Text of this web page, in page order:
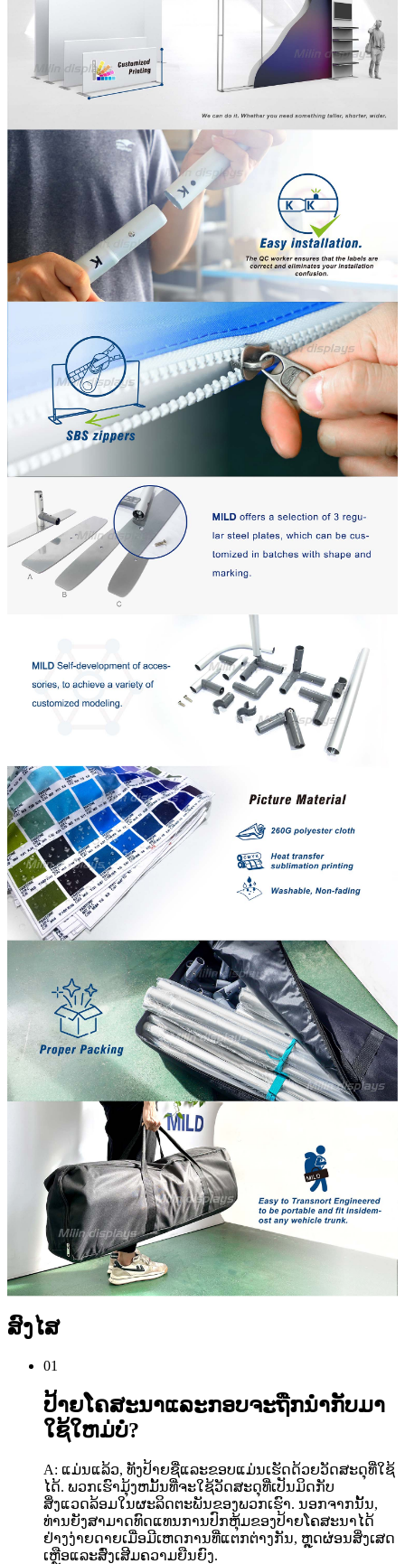
ສົງໄສ
01
ປ້າຍໂຄສະນາແລະກອບຈະຖືກນໍາກັບມາ
ໃຊ້ໃຫມ່ບໍ?
A: ແມ່ນແລ້ວ, ທັງປ້າຍຊື່ແລະຂອບແມ່ນເຮັດດ້ວຍວັດສະດຸທີ່ໃຊ້
ໄດ້. ພວກເຮົາມຸ້ງຫມັ້ນທີ່ຈະໃຊ້ວັດສະດຸທີ່ເປັນມິດກັບ
ສິ່ງແວດລ້ອມໃນຜະລິດຕະພັນຂອງພວກເຮົາ. ນອກຈາກນັ້ນ,
ທ່ານຍັງສາມາດທົດແທນການປົກຫຸ້ມຂອງປ້າຍໂຄສະນາໄດ້
ຢ່າງງ່າຍດາຍເມື່ອມີເຫດການທີ່ແຕກຕ່າງກັນ, ຫຼຸດຜ່ອນສິ່ງເສດ
ເຫຼືອແລະສົ່ງເສີມຄວາມຍືນຍົງ.